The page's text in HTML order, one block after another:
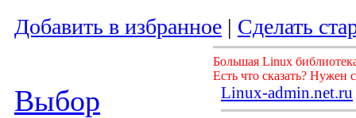
Добавить в избранное | Сделать
Большая Linux
Есть что сказать?
Выбор
Linux-admin.net.ru